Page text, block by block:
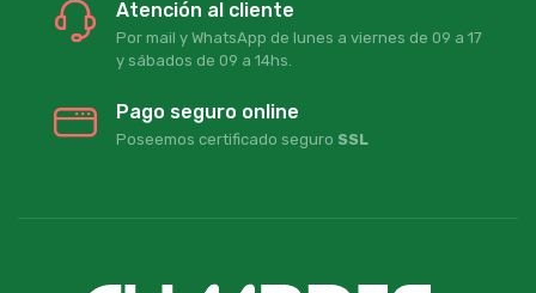
Atención al cliente
Por mail y WhatsApp de lunes a viernes de 09 a 17
y sábados de 09 a 14hs.
Pago seguro online
Poseemos certificado seguro SSL